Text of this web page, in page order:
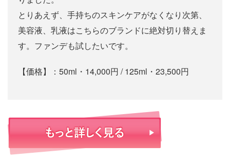
とりあえず、手持ちのスキンケアがなくなり次第、
美容液、乳液はこちらのブランドに絶対切り替えま
す。ファンデも試したいです。
【価格】：50ml・14,000円 / 125ml・23,500円